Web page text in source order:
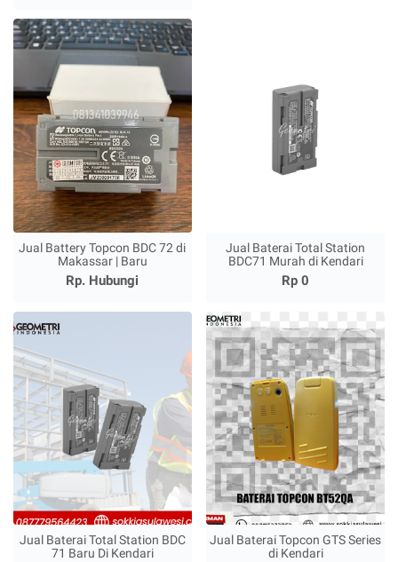
Jual Battery Topcon BDC 72 di
Makassar | Baru
Rp. Hubungi
Jual Baterai Total Station
BDC71 Murah di Kendari
Rp 0
Jual Baterai Total Station BDC
71 Baru Di Kendari
Jual Baterai Topcon GTS Series
di Kendari